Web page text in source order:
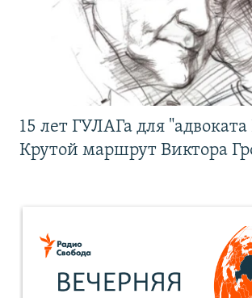
15 лет ГУЛАГа для
Крутой маршрут Виктора